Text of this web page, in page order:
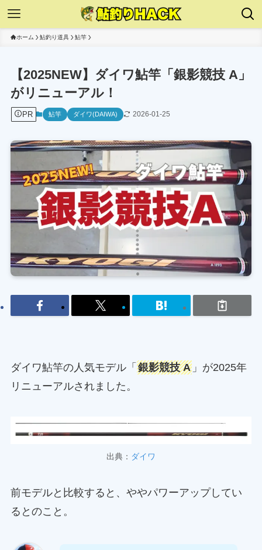
ホーム 鮎釣り道具 鮎竿
【2025NEW】ダイワ鮎竿「銀影競技 A」
がリニューアル！
PR 鮎竿 ダイワ(DAIWA) 2026-01-25
ダイワ鮎竿の人気モデル「 銀影競技 A」が2025年
リニューアルされました。
出典： ダイワ
前モデルと比較すると、ややパワーアップしてい
るとのこと。